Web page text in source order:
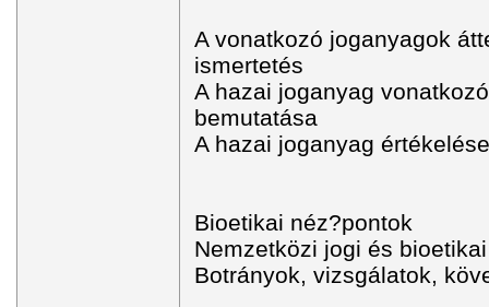
A vonatkozó joganyagok
ismertetés
A hazai joganyag
bemutatása
A hazai joganyag értékelése
Bioetikai néz?pontok
Nemzetközi jogi és
Botrányok, vizsgálatok,